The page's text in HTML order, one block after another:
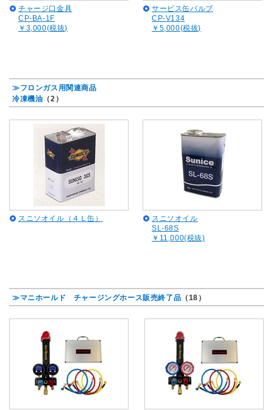
チャージ口金具
CP-BA-1F
￥3,000(税抜)
サービス缶バルブ
CP-V134
￥5,000(税抜)
≫フロンガス用関連商品
冷凍機油 （2）
スニソオイル（４Ｌ缶）
スニソオイル
SL-68S
￥11,000(税抜)
≫マニホールド チャージングホース販売終了品 （18）